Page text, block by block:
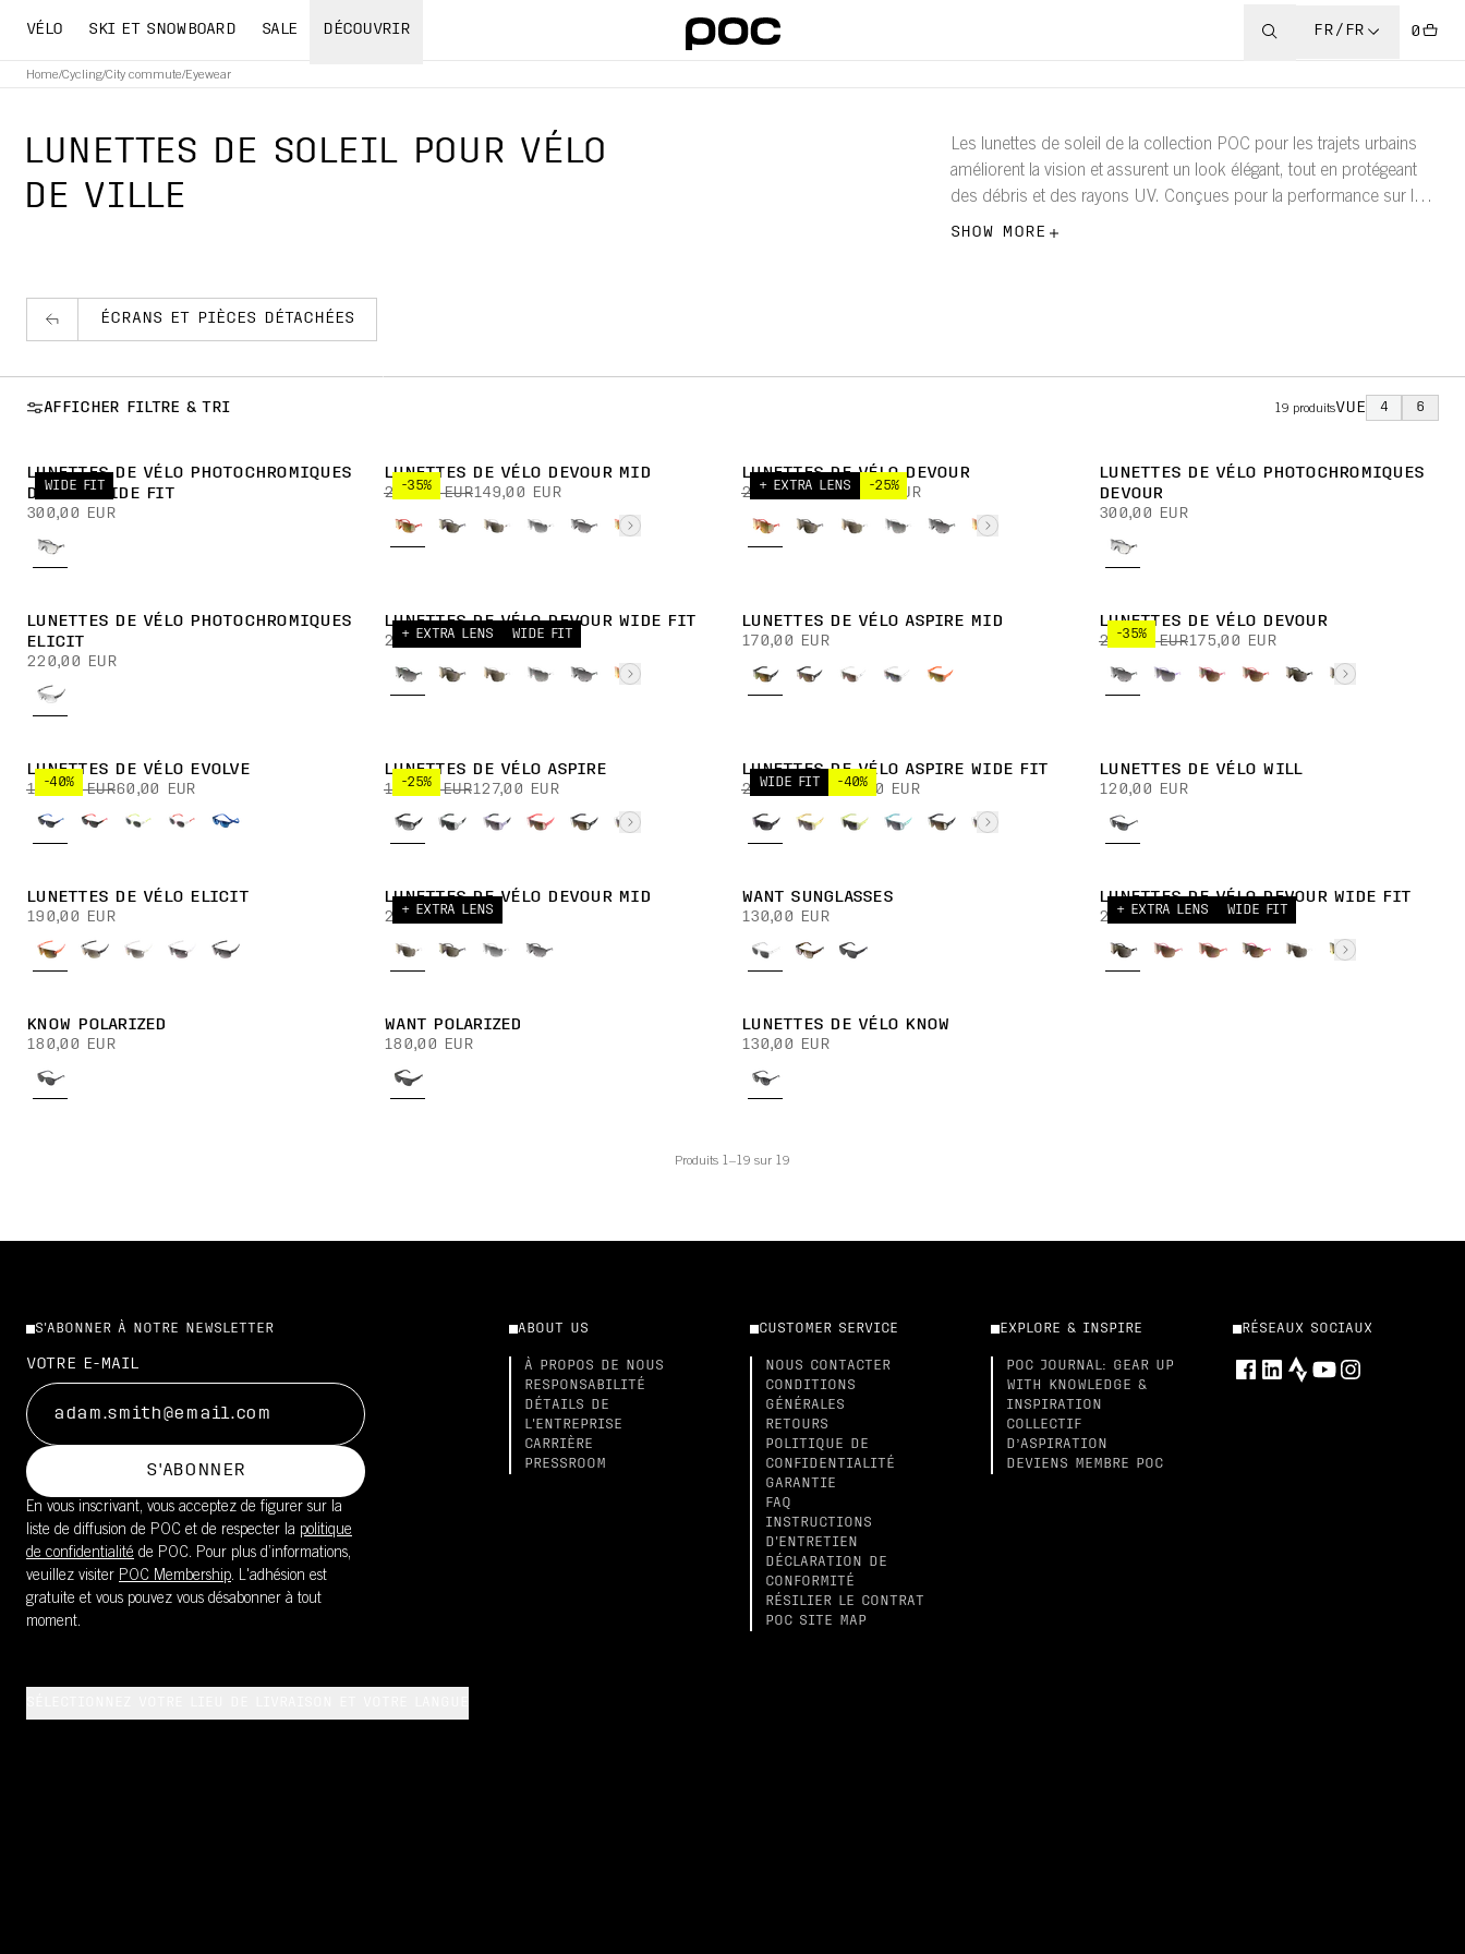
VÉLO SKI ET SNOWBOARD SALE DÉCOUVRIR FR/FR 0
Home/Cycling/City commute/Eyewear
LUNETTES DE SOLEIL POUR VÉLO
DE VILLE
Les lunettes de soleil de la collection POC pour les trajets urbains
améliorent la vision et assurent un look élégant, tout en protégeant
des débris et des rayons UV. Conçues pour la performance sur le
vélo comme en dehors, elles sont fabriquées avec des matériaux
SHOW MORE
ÉCRANS ET PIÈCES DÉTACHÉES
AFFICHER FILTRE & TRI 19 produitsVUE 4 6
WIDE FIT
LUNETTES DE VÉLO PHOTOCHROMIQUES
DEVOUR WIDE FIT
300,00 EUR
-35%
LUNETTES DE VÉLO DEVOUR MID
230,00 EUR149,00 EUR + EXTRA LENS -25%
LUNETTES DE VÉLO DEVOUR
270,00 EUR202,00 EUR
LUNETTES DE VÉLO PHOTOCHROMIQUES
DEVOUR
300,00 EUR
LUNETTES DE VÉLO PHOTOCHROMIQUES
ELICIT
220,00 EUR
+ EXTRA LENS WIDE FIT
LUNETTES DE VÉLO DEVOUR WIDE FIT
270,00 EUR
LUNETTES DE VÉLO ASPIRE MID
170,00 EUR
-35%
LUNETTES DE VÉLO DEVOUR
270,00 EUR175,00 EUR
-40%
LUNETTES DE VÉLO EVOLVE
100,00 EUR60,00 EUR -25%
LUNETTES DE VÉLO ASPIRE
170,00 EUR127,00 EUR WIDE FIT -40%
LUNETTES DE VÉLO ASPIRE WIDE FIT
220,00 EUR
132,00 EUR
LUNETTES DE VÉLO WILL
120,00 EUR
LUNETTES DE VÉLO ELICIT
190,00 EUR
+ EXTRA LENS
LUNETTES DE VÉLO DEVOUR MID
270,00 EUR
WANT SUNGLASSES
130,00 EUR
+ EXTRA LENS WIDE FIT
LUNETTES DE VÉLO DEVOUR WIDE FIT
270,00 EUR
KNOW POLARIZED
180,00 EUR
WANT POLARIZED
180,00 EUR
LUNETTES DE VÉLO KNOW
130,00 EUR
Produits 1–19 sur 19
S'ABONNER À NOTRE NEWSLETTER
VOTRE E-MAIL
S'ABONNER
En vous inscrivant, vous acceptez de figurer sur la
liste de diffusion de POC et de respecter la politique
de confidentialité de POC. Pour plus d’informations,
veuillez visiter POC Membership. L'adhésion est
gratuite et vous pouvez vous désabonner à tout
moment.
ABOUT US
À PROPOS DE NOUS
RESPONSABILITÉ
DÉTAILS DE
L'ENTREPRISE
CARRIÈRE
PRESSROOM
CUSTOMER SERVICE
NOUS CONTACTER
CONDITIONS
GÉNÉRALES
RETOURS
POLITIQUE DE
CONFIDENTIALITÉ
GARANTIE
FAQ
INSTRUCTIONS
D'ENTRETIEN
DÉCLARATION DE
CONFORMITÉ
RÉSILIER LE CONTRAT
POC SITE MAP
EXPLORE & INSPIRE
POC JOURNAL: GEAR UP
WITH KNOWLEDGE &
INSPIRATION
COLLECTIF
D’ASPIRATION
DEVIENS MEMBRE POC
RÉSEAUX SOCIAUX